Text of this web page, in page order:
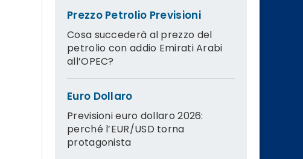
Prezzo Petrolio Previsioni
Cosa succederà al prezzo del
petrolio con addio Emirati Arabi
all’OPEC?
Euro Dollaro
Previsioni euro dollaro 2026:
perché l’EUR/USD torna
protagonista